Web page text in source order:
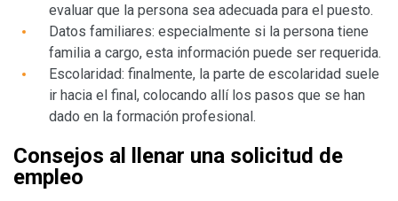
evaluar que la persona sea adecuada para el puesto.
Datos familiares: especialmente si la persona tiene
familia a cargo, esta información puede ser requerida.
Escolaridad: finalmente, la parte de escolaridad suele
ir hacia el final, colocando allí los pasos que se han
dado en la formación profesional.
Consejos al llenar una solicitud de
empleo